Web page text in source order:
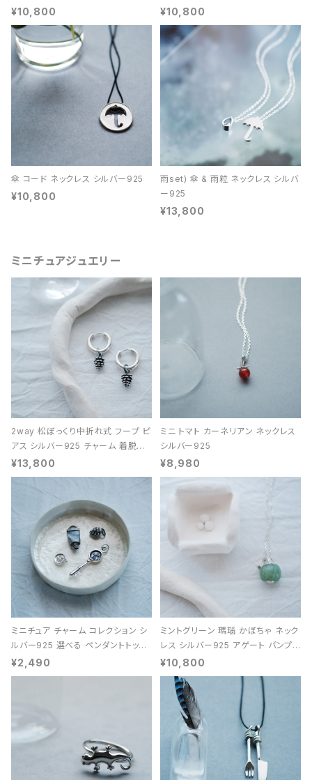
¥10,800 ¥10,800
傘 コード ネックレス シルバー925
¥10,800
雨set) 傘 & 雨粒 ネックレス シルバ
ー925
¥13,800
ミニチュアジュエリー
2way 松ぼっくり中折れ式 フープ ピ
アス シルバー925 チャーム 着脱可
能 レディース ユニセックス
¥13,800
ミニ トマト カーネリアン ネックレス
シルバー925
¥8,980
ミニチュア チャーム コレクション シ
ルバー925 選べる ペンダントトップ
レディース ユニセックス
¥2,490
ミントグリーン 瑪瑙 かぼちゃ ネック
レス シルバー925 アゲート パンプキ
ン 天然石 レディース
¥10,800